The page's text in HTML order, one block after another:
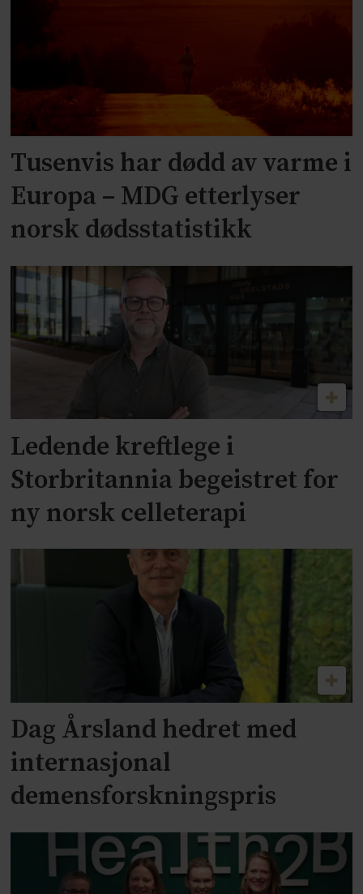
Tusenvis har dødd av varme i
Europa – MDG etterlyser
norsk dødsstatistikk
Ledende kreftlege i
Storbritannia begeistret for
ny norsk celleterapi
Dag Årsland hedret med
internasjonal
demensforskningspris